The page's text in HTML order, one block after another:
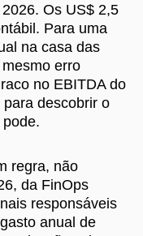
Os US$ 2,5
Para uma
na casa das
erro
no EBITDA do
descobrir o
regra, não
da FinOps
responsáveis
anual de